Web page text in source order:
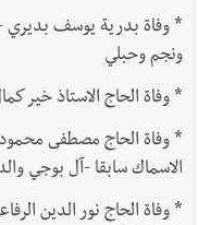
*
ونجم وحبلي
*وفاة الحاج الاستاذ خير كمال
*
الاسماك سابقا -آل بوجي
*